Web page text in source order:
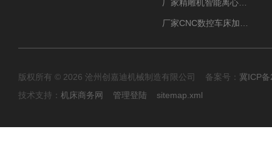
版权所有 © 2026 沧州创嘉迪机械制造有限公司 备案号： 冀ICP
技术支持： 机床商务网 管理登陆 sitemap.xml